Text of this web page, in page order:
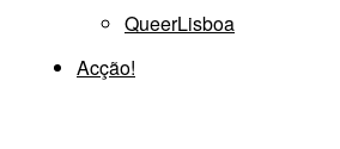
QueerLisboa
Acção!